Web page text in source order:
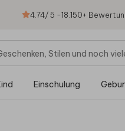
4.74/ 5 -18.150+
Einschulung